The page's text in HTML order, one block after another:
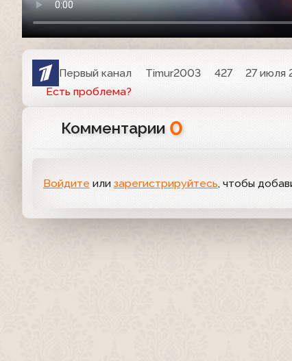
Первый канал Timur2003 427 27 июля
Есть проблема?
Комментарии 0
Войдите или зарегистрируйтесь, чтобы